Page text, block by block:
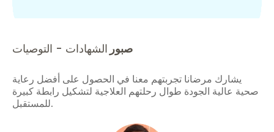
صبور الشهادات - التوصيات
يشارك مرضانا تجربتهم معنا في الحصول على أفضل رعاية
صحية عالية الجودة طوال رحلتهم العلاجية لتشكيل رابطة كبيرة
للمستقبل.